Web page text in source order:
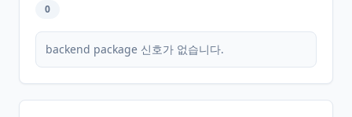
0
backend package 신호가 없습니다.